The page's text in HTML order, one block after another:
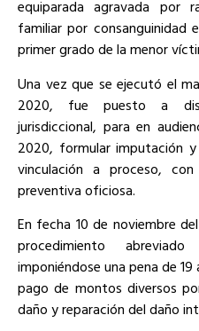
equiparada agravada por
familiar por consanguinidad
primer grado de la menor
Una vez que se ejecutó el
2020, fue puesto a
jurisdiccional, para en
2020, formular imputación
vinculación a proceso,
preventiva oficiosa.
En fecha 10 de noviembre
procedimiento
imponiéndose una pena de
pago de montos diversos
daño y reparación del daño